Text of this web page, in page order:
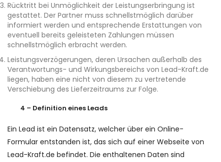
Rücktritt bei Unmöglichkeit der Leistungserbringung ist
gestattet. Der Partner muss schnellstmöglich darüber
informiert werden und entsprechende Erstattungen von
eventuell bereits geleisteten Zahlungen müssen
schnellstmöglich erbracht werden.
Leistungsverzögerungen, deren Ursachen außerhalb des
Verantwortungs- und Wirkungsbereichs von Lead-Kraft.de
liegen, haben eine nicht von diesem zu vertretende
Verschiebung des Lieferzeitraums zur Folge.
4 – Definition eines Leads
Ein Lead ist ein Datensatz, welcher über ein Online-
Formular entstanden ist, das sich auf einer Webseite von
Lead-Kraft.de befindet. Die enthaltenen Daten sind